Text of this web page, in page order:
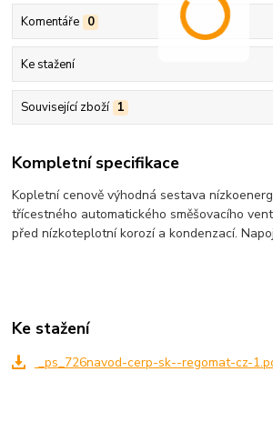
Komentáře 0
Ke stažení
Související zboží 1
Kompletní specifikace
Kopletní cenově výhodná sestava
třícestného automatického směšovacího
před nízkoteplotní korozí a kondenzací.
Ke stažení
_ps_726navod-cerp-sk--regomat-cz-